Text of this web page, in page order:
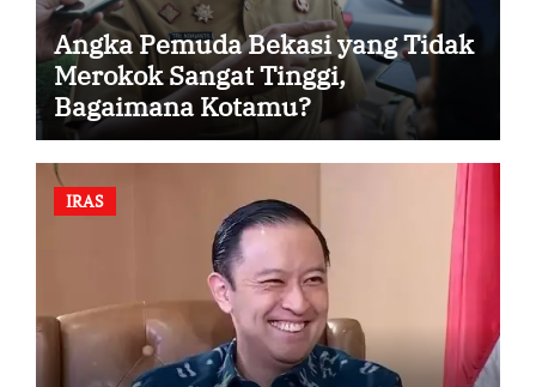
Angka Pemuda Bekasi yang Tidak
Merokok Sangat Tinggi,
Bagaimana Kotamu?
IRAS